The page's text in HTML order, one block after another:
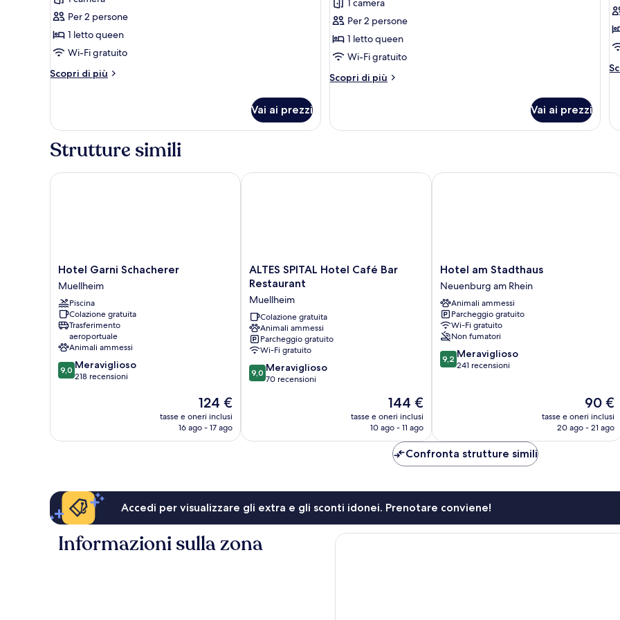
per
Doppia
Classic,
1
camera
da
fumatori,
vista
Per 2 persone
1 letto queen
Wi-Fi gratuito
Scopri di più
Altri
Classic,
camera
da
letto,
non
Vai ai prezzi
per
Doppia
Comfort,
non
fumatori,
lato
1 camera
Per 2 persone
1 letto queen
Wi-Fi gratuito
Scopri di più
Altri
Comfort,
giardino
Vai ai prezzi
Strutture simili
Hotel
Garni
Schacherer
Muellheim
Hotel Garni Schacherer
Muellheim
Piscina
Colazione gratuita
Trasferimento
aeroportuale
Animali ammessi
9.0
su
9,0 Meraviglioso
218 recensioni
Il
prezzo
attuale
124 €
tasse e oneri inclusi
16 ago - 17 ago
Hotel Garni Schacherer
ALTES
SPITAL
Café
Bar
Restaurant
Muellheim
ALTES SPITAL Hotel Café Bar
Restaurant
Muellheim
Colazione gratuita
Animali ammessi
Parcheggio gratuito
Wi-Fi gratuito
9.0
su
9,0 Meraviglioso
70 recensioni
Il
prezzo
attuale
144 €
144 €
tasse e oneri inclusi
10 ago - 11 ago
ALTES SPITAL Hotel Café Bar Restaurant
Hotel
am
Stadthaus
Neuenburg
am
Rhein
Hotel am Stadthaus
Neuenburg am Rhein
Animali ammessi
Parcheggio gratuito
Wi-Fi gratuito
Non fumatori
9.2
su
9,2 Meraviglioso
241 recensioni
Il
prezzo
attuale
90 €
tasse e oneri inclusi
20 ago - 21 ago
Hotel am Stadthaus
Confronta strutture simili
Accedi per visualizzare gli extra e gli sconti idonei. Prenotare conviene!
Informazioni sulla zona